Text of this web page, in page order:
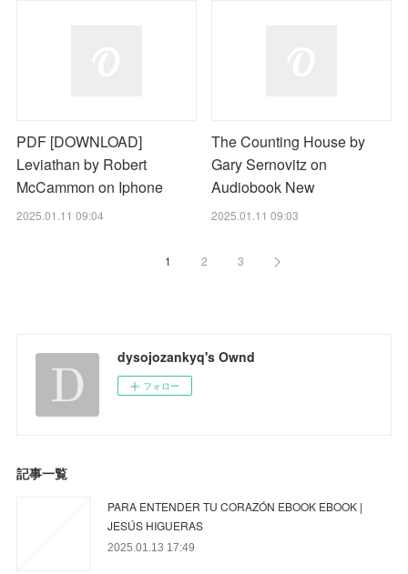
PDF [DOWNLOAD]
Leviathan by Robert
McCammon on Iphone
2025.01.11 09:04
The Counting House by
Gary Sernovitz on
Audiobook New
2025.01.11 09:03
1 2 3
dysojozankyq's Ownd
フォロー
記事一覧
PARA ENTENDER TU CORAZÓN EBOOK EBOOK |
JESÚS HIGUERAS
2025.01.13 17:49